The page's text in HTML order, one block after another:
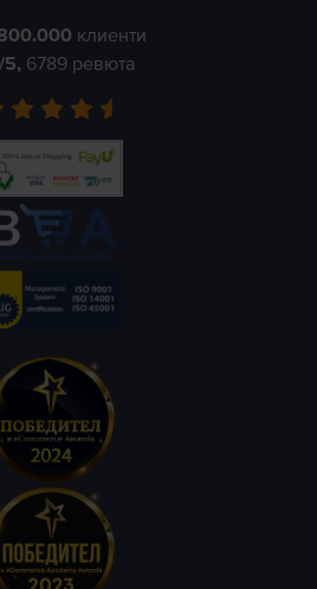
клиенти
/5, 6789 ревюта